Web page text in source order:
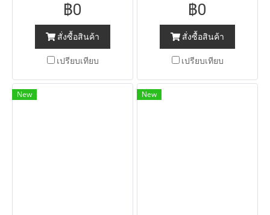
฿0
สั่งซื้อสินค้า
เปรียบเทียบ
฿0
สั่งซื้อสินค้า
เปรียบเทียบ
New New